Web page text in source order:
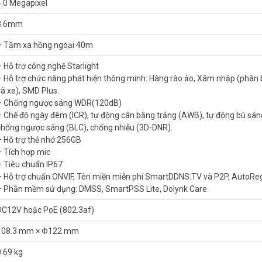
lạ hoặc biển số xe từ xa.
vào, giảm cảnh báo giả vào ban đêm.
ứng dụng, tiết kiệm dung lượng lưu trữ.
ngoại 4.0MP dòng WizSense 2 DAHUA
minh
nhập (phân biệt người và xe), SMD Plus.
động bù sáng (AGC), chống ngược sáng (BLC), chống nhiễu (3D-DNR).
Megapixel
Tầm xa hồng ngoại 40m
Hỗ trợ công nghệ Starlight
Hỗ trợ chức năng phát hiện thông minh: Hàng rào ảo, Xâm nhập (phân
xe), SMD Plus.
Chống ngược sáng WDR(120dB)
Chế độ ngày đêm (ICR), tự động cân bằng trắng (AWB), tự động bù
ngược sáng (BLC), chống nhiễu (3D-DNR).
Hỗ trợ thẻ nhớ 256GB
Tích hợp mic
Tiêu chuẩn IP67
Hỗ trợ chuẩn ONVIF, Tên miền miễn phí SmartDDNS.TV và P2P,
Phần mềm sử dụng: DMSS, SmartPSS Lite, Dolynk Care
hoặc PoE (802.3af)
mm × Φ122 mm
kg